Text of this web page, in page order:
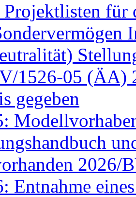
für
1526-05 (ÄA)
gegeben
2026/
Entnahme